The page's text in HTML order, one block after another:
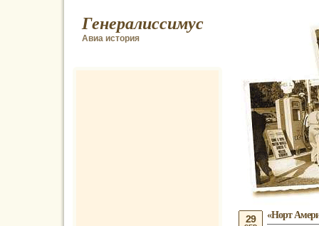
Генералиссимус
Авиа история
«Норт
29